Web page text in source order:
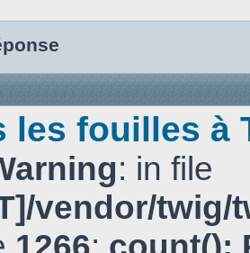
les fouilles à
: in file
vendor/